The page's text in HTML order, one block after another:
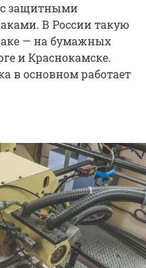
с защитными
В России такую
— на бумажных
и Краснокамске.
в основном работает